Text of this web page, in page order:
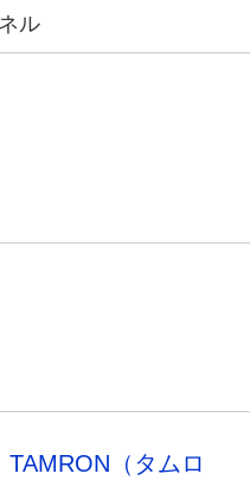
ル
（タムロ